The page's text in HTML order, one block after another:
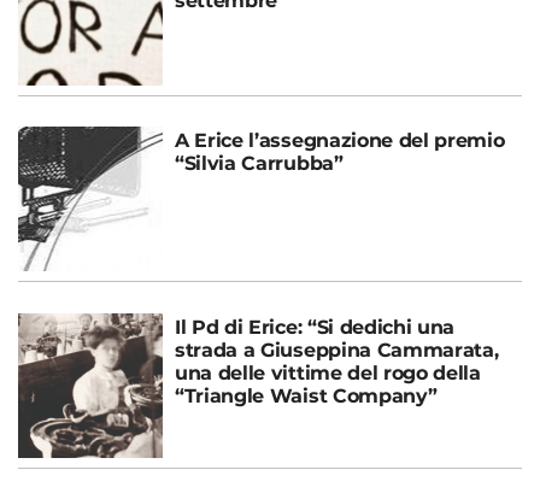
A Erice l’assegnazione del premio
“Silvia Carrubba”
Il Pd di Erice: “Si dedichi una
strada a Giuseppina Cammarata,
una delle vittime del rogo della
“Triangle Waist Company”